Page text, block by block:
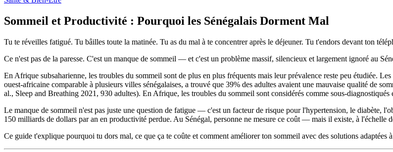
Sommeil et Productivité : Pourquoi les Sénégalais Dorment Mal
Tu te réveilles fatigué. Tu bâilles toute la matinée. Tu as du mal à te concentrer après le déjeuner. Tu t'endors devant ton
Ce n'est pas de la paresse. C'est un manque de sommeil — et c'est un problème massif, silencieux et largement ignoré au
En Afrique subsaharienne, les troubles du sommeil sont de plus en plus fréquents mais leur prévalence reste peu étudiée.
ouest-africaine comparable à plusieurs villes sénégalaises, a trouvé que 39% des adultes avaient une mauvaise qualité de
al., Sleep and Breathing 2021, 930 adultes). En Afrique, les troubles du sommeil sont considérés comme sous-diagnostiqués
Le manque de sommeil n'est pas juste une question de fatigue — c'est un facteur de risque pour l'hypertension, le diabète,
150 milliards de dollars par an en productivité perdue. Au Sénégal, personne ne mesure ce coût — mais il existe, à l'échelle
Ce guide t'explique pourquoi tu dors mal, ce que ça te coûte et comment améliorer ton sommeil avec des solutions adaptées